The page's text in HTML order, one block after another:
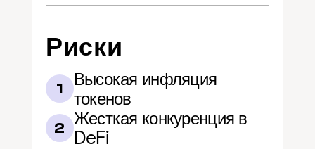
Риски
1
Высокая инфляция
токенов
2 Жесткая конкуренция в
DeFi